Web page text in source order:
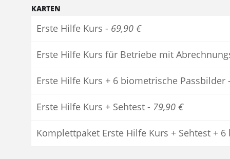
KARTEN
Erste Hilfe Kurs - 69,90 €
Erste Hilfe Kurs für Betriebe mit
Erste Hilfe Kurs + 6 biometrische Passbilder
Erste Hilfe Kurs + Sehtest - 79,90 €
Komplettpaket Erste Hilfe Kurs + Sehtest +